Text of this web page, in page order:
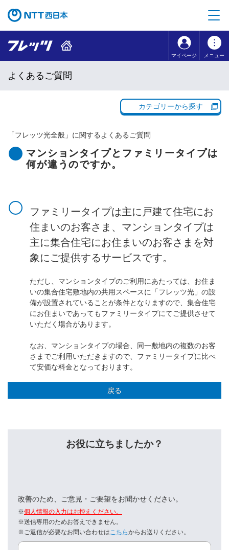
コンテンツのリンクナビゲーションへ移動
マイページ メニュー
よくあるご質問
カテゴリーから探す
「フレッツ光全般 」に関するよくあるご質問
マンションタイプとファミリータイプは
何が違うのですか。
ファミリータイプは主に 戸建て住宅にお
住まいのお客さま、 マンションタイプは
主に集合住宅にお住まいのお客さまを対
象にご提供するサービスです。
ただし、マンションタイプのご利用にあたっては、お住ま
いの集合住宅敷地内の共用スペースに「フレッツ光」の設
備が設置されていることが条件となりますので、集合住宅
にお住まいであってもファミリータイプにてご提供させて
いただく場合があります。
なお、マンションタイプの場合、同一敷地内の複数のお客
さまでご利用いただきますので、ファミリータイプに比べ
て安価な料金となっております。
戻る
お役に立ちましたか？
改善のため、ご意見・ご要望をお聞かせください。
※個人情報の入力はお控えください。
※送信専用のためお答えできません。
※ご返信が必要なお問い合わせはこちらからお送りください。